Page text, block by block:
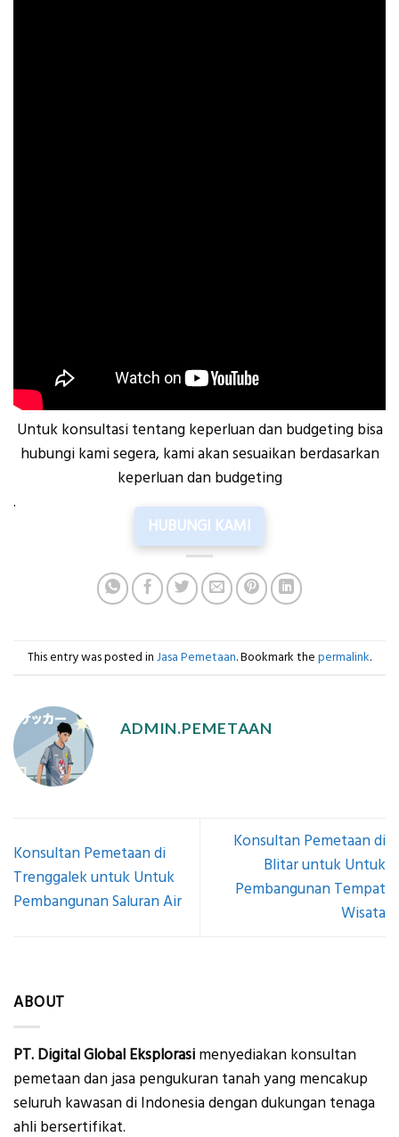
Untuk konsultasi tentang keperluan dan budgeting bisa
hubungi kami segera, kami akan sesuaikan berdasarkan
keperluan dan budgeting
.
HUBUNGI KAMI
This entry was posted in Jasa Pemetaan. Bookmark the permalink.
ADMIN.PEMETAAN
Konsultan Pemetaan di
Trenggalek untuk Untuk
Pembangunan Saluran Air
Konsultan Pemetaan di
Blitar untuk Untuk
Pembangunan Tempat
Wisata
ABOUT
PT. Digital Global Eksplorasi menyediakan konsultan
pemetaan dan jasa pengukuran tanah yang mencakup
seluruh kawasan di Indonesia dengan dukungan tenaga
ahli bersertifikat.